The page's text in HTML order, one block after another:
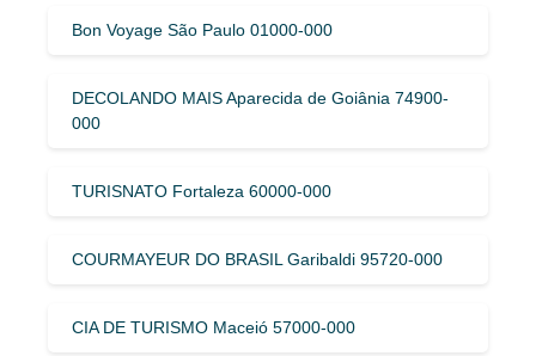
Bon Voyage São Paulo 01000-000
DECOLANDO MAIS Aparecida de Goiânia 74900-
000
TURISNATO Fortaleza 60000-000
COURMAYEUR DO BRASIL Garibaldi 95720-000
CIA DE TURISMO Maceió 57000-000